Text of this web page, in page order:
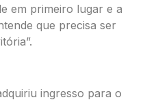
em primeiro lugar e a
que precisa ser
ingresso para o